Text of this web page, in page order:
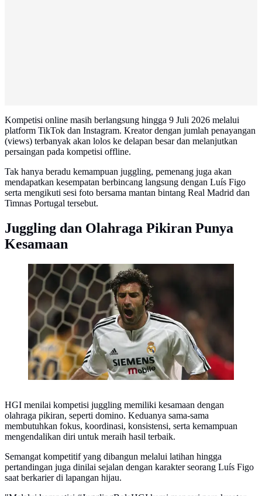
Kompetisi online masih berlangsung hingga 9 Juli 2026 melalui
platform TikTok dan Instagram. Kreator dengan jumlah penayangan
(views) terbanyak akan lolos ke delapan besar dan melanjutkan
persaingan pada kompetisi offline.
Tak hanya beradu kemampuan juggling, pemenang juga akan
mendapatkan kesempatan berbincang langsung dengan Luís Figo
serta mengikuti sesi foto bersama mantan bintang Real Madrid dan
Timnas Portugal tersebut.
Juggling dan Olahraga Pikiran Punya
Kesamaan
Luis Figo (AFP/Javier Soriano)
HGI menilai kompetisi juggling memiliki kesamaan dengan
olahraga pikiran, seperti domino. Keduanya sama-sama
membutuhkan fokus, koordinasi, konsistensi, serta kemampuan
mengendalikan diri untuk meraih hasil terbaik.
Semangat kompetitif yang dibangun melalui latihan hingga
pertandingan juga dinilai sejalan dengan karakter seorang Luís Figo
saat berkarier di lapangan hijau.